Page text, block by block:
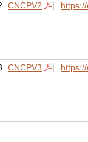
CNCPV2
CNCPV3